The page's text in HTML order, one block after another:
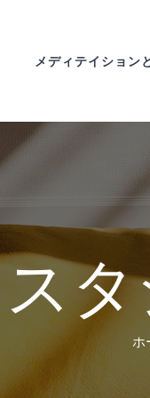
メディテイション
ス
ホ